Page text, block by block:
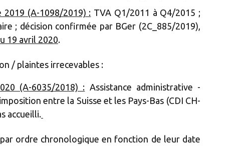
(A-1098/2019) : TVA Q1/2011 à Q4/2015 ;
; décision confirmée par BGer (2C_885/2019),
19 avril 2020.
/ plaintes irrecevables :
(A-6035/2018) : Assistance administrative -
entre la Suisse et les Pays-Bas (CDI CH-
accueilli.
par ordre chronologique en fonction de leur date